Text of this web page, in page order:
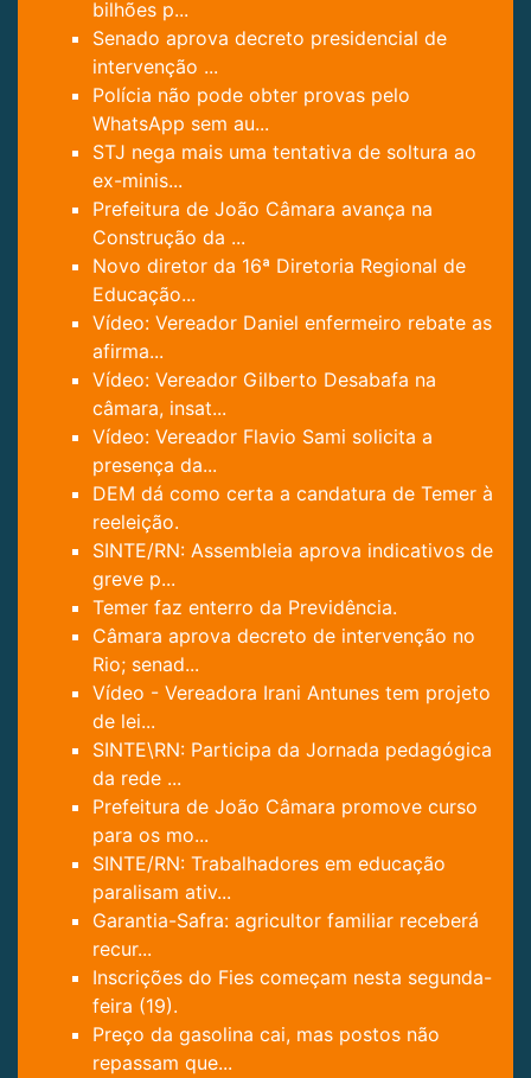
bilhões p...
Senado aprova decreto presidencial de
intervenção ...
Polícia não pode obter provas pelo
WhatsApp sem au...
STJ nega mais uma tentativa de soltura ao
ex-minis...
Prefeitura de João Câmara avança na
Construção da ...
Novo diretor da 16ª Diretoria Regional de
Educação...
Vídeo: Vereador Daniel enfermeiro rebate as
afirma...
Vídeo: Vereador Gilberto Desabafa na
câmara, insat...
Vídeo: Vereador Flavio Sami solicita a
presença da...
DEM dá como certa a candatura de Temer à
reeleição.
SINTE/RN: Assembleia aprova indicativos de
greve p...
Temer faz enterro da Previdência.
Câmara aprova decreto de intervenção no
Rio; senad...
Vídeo - Vereadora Irani Antunes tem projeto
de lei...
SINTE\RN: Participa da Jornada pedagógica
da rede ...
Prefeitura de João Câmara promove curso
para os mo...
SINTE/RN: Trabalhadores em educação
paralisam ativ...
Garantia-Safra: agricultor familiar receberá
recur...
Inscrições do Fies começam nesta segunda-
feira (19).
Preço da gasolina cai, mas postos não
repassam que...